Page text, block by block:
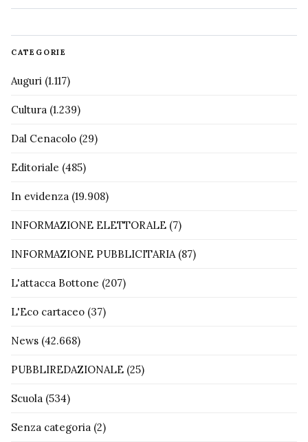
CATEGORIE
Auguri (1.117)
Cultura (1.239)
Dal Cenacolo (29)
Editoriale (485)
In evidenza (19.908)
INFORMAZIONE ELETTORALE (7)
INFORMAZIONE PUBBLICITARIA (87)
L'attacca Bottone (207)
L'Eco cartaceo (37)
News (42.668)
PUBBLIREDAZIONALE (25)
Scuola (534)
Senza categoria (2)